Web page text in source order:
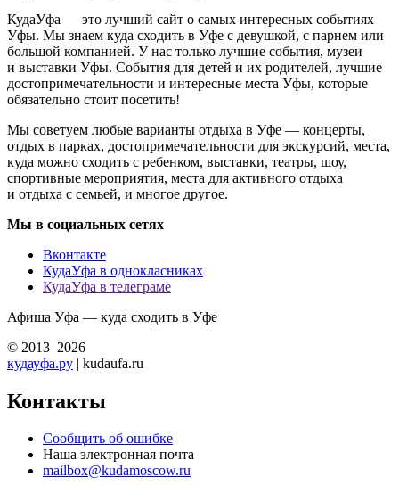
КудаУфа — это лучший сайт о самых интересных событиях
Уфы. Мы знаем куда сходить в Уфе с девушкой, с парнем или
большой компанией. У нас только лучшие события, музеи
и выставки Уфы. События для детей и их родителей, лучшие
достопримечательности и интересные места Уфы, которые
обязательно стоит посетить!
Мы советуем любые варианты отдыха в Уфе — концерты,
отдых в парках, достопримечательности для экскурсий, места,
куда можно сходить с ребенком, выставки, театры, шоу,
спортивные мероприятия, места для активного отдыха
и отдыха с семьей, и многое другое.
Мы в социальных сетях
Вконтакте
КудаУфа в однокласниках
КудаУфа в телеграме
Афиша Уфа — куда сходить в Уфе
© 2013–2026
кудауфа.ру | kudaufa.ru
Контакты
Сообщить об ошибке
Наша электронная почта
mailbox@kudamoscow.ru